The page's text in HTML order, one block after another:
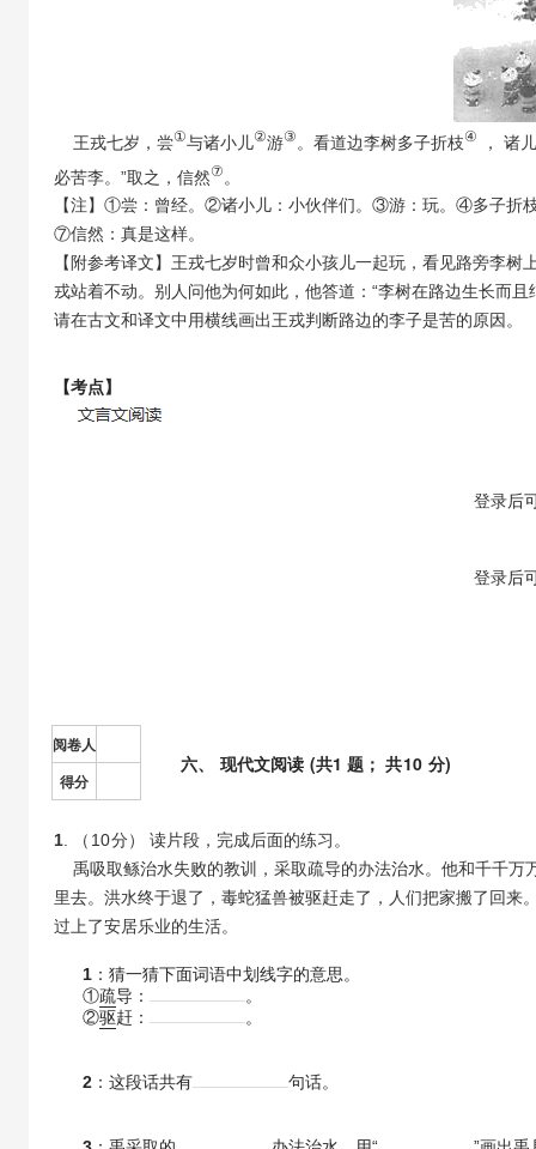
王戎七岁，尝①与诸小儿②游③ 。看道边李树多子折枝④
， 诸
必苦李。”取之，信然⑦ 。
【注】①尝：曾经。②诸小儿：小伙伴们。③游：玩。④多子折
⑦信然：真是这样。
【附参考译文】王戎七岁时曾和众小孩儿一起玩，看见路旁李
戎站着不动。别人问他为何如此，他答道：“李树在路边生长而
请在古文和译文中用横线画出王戎判断路边的李子是苦的原因。
【考点】
登录后
登录后
阅卷人
得分
六、 现代文阅读 (共1 题； 共10 分)
1. （ 10分） 读片段，完成后面的练习。
禹吸取鲧治水失败的教训，采取疏导的办法治水。他和千千万
里去。洪水终于退了，毒蛇猛兽被驱赶走了，人们把家搬了回
过上了安居乐业的生活。
1 ：猜一猜下面词语中划线字的意思。
①疏导：
。
②驱赶： 。
2 ：这段话共有 句话。